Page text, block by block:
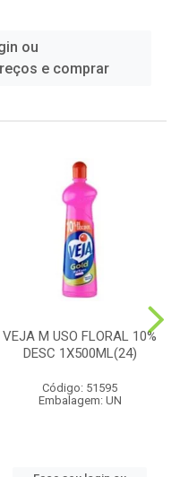
ou
e comprar
VEJA M USO FLORAL 10%
DESC 1X500ML(24)
Código: 51595
Embalagem: UN